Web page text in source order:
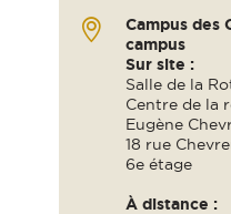
Campus des
campus
Sur site :
Salle de la
Centre de la
Eugène
18 rue
6e étage
À distance :